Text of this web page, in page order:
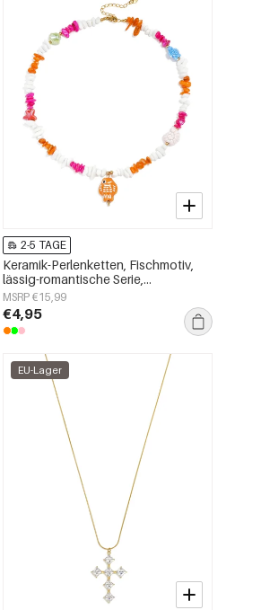
2-5 TAGE
Keramik-Perlenketten, Fischmotiv,
lässig-romantische Serie,
Damenschmuck
MSRP €15,99
€4,95
EU-Lager